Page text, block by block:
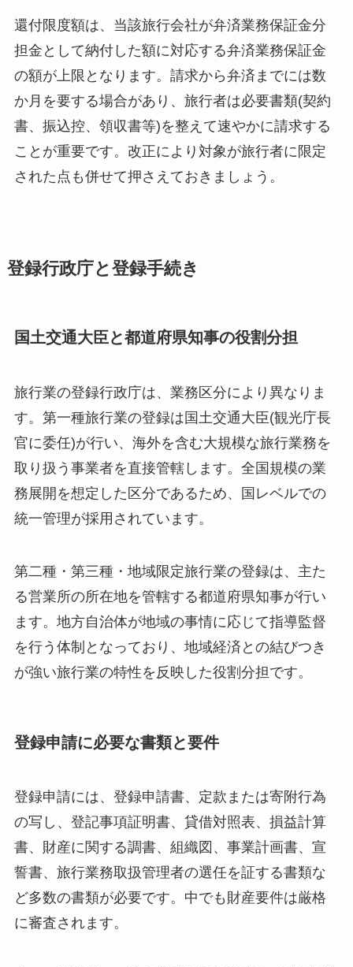
還付限度額は、当該旅行会社が弁済業務保証金分
担金として納付した額に対応する弁済業務保証金
の額が上限となります。請求から弁済までには数
か月を要する場合があり、旅行者は必要書類(契約
書、振込控、領収書等)を整えて速やかに請求する
ことが重要です。改正により対象が旅行者に限定
された点も併せて押さえておきましょう。
登録行政庁と登録手続き
国土交通大臣と都道府県知事の役割分担
旅行業の登録行政庁は、業務区分により異なりま
す。第一種旅行業の登録は国土交通大臣(観光庁長
官に委任)が行い、海外を含む大規模な旅行業務を
取り扱う事業者を直接管轄します。全国規模の業
務展開を想定した区分であるため、国レベルでの
統一管理が採用されています。
第二種・第三種・地域限定旅行業の登録は、主た
る営業所の所在地を管轄する都道府県知事が行い
ます。地方自治体が地域の事情に応じて指導監督
を行う体制となっており、地域経済との結びつき
が強い旅行業の特性を反映した役割分担です。
登録申請に必要な書類と要件
登録申請には、登録申請書、定款または寄附行為
の写し、登記事項証明書、貸借対照表、損益計算
書、財産に関する調書、組織図、事業計画書、宣
誓書、旅行業務取扱管理者の選任を証する書類な
ど多数の書類が必要です。中でも財産要件は厳格
に審査されます。